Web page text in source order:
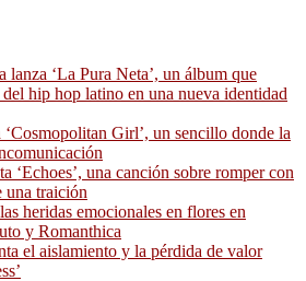
lanza ‘La Pura Neta’, un álbum que
hip hop latino en una nueva identidad
Girl’, un sencillo donde la
‘Echoes’, una canción sobre romper con
una traición
heridas emocionales en flores en
y Romanthica
el aislamiento y la pérdida de valor